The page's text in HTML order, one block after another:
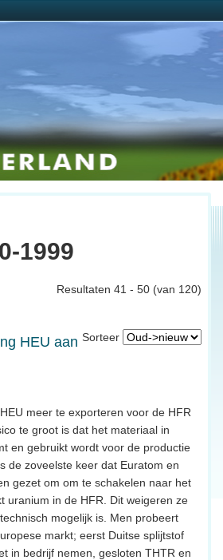
1999
Resultaten 41 - 50 (van 120)
Sorteer
HEU aan
meer te exporteren voor de HFR
te groot is dat het materiaal in
en gebruikt wordt voor de productie
de zoveelste keer dat Euratom en
gezet om om te schakelen naar het
uranium in de HFR. Dit weigeren ze
mogelijk is. Men probeert
markt; eerst Duitse splijtstof
in bedrijf nemen, gesloten THTR en